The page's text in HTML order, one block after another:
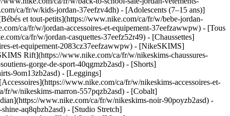
ca/fr/w/kids-jordan-37eefzv4dh) - [Adolescents (7–15 ans)]
et tout-petits](https://www.nike.com/ca/fr/w/bebe-jordan-
ca/fr/w/jordan-accessoires-et-equipement-37eefzawwpw) - [Tous
ca/fr/w/jordan-casquettes-37eefz52r49) - [Chaussettes]
et-equipement-2083cz37eefzawwpw) - [NikeSKIMS]
Rift](https://www.nike.com/ca/fr/w/nikeskims-chaussures-
gorge-de-sport-40qgmzb2asd) - [Shorts]
9om13zb2asd) - [Leggings]
www.nike.com/ca/fr/w/nikeskims-accessoires-et-
w/nikeskims-marron-557pqzb2asd) - [Cobalt]
www.nike.com/ca/fr/w/nikeskims-noir-90poyzb2asd) -
aq8qbzb2asd) - [Studio Stretch]